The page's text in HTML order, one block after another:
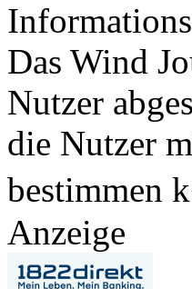
Das Wind
Nutzer
die Nutzer
bestimmen
Anzeige